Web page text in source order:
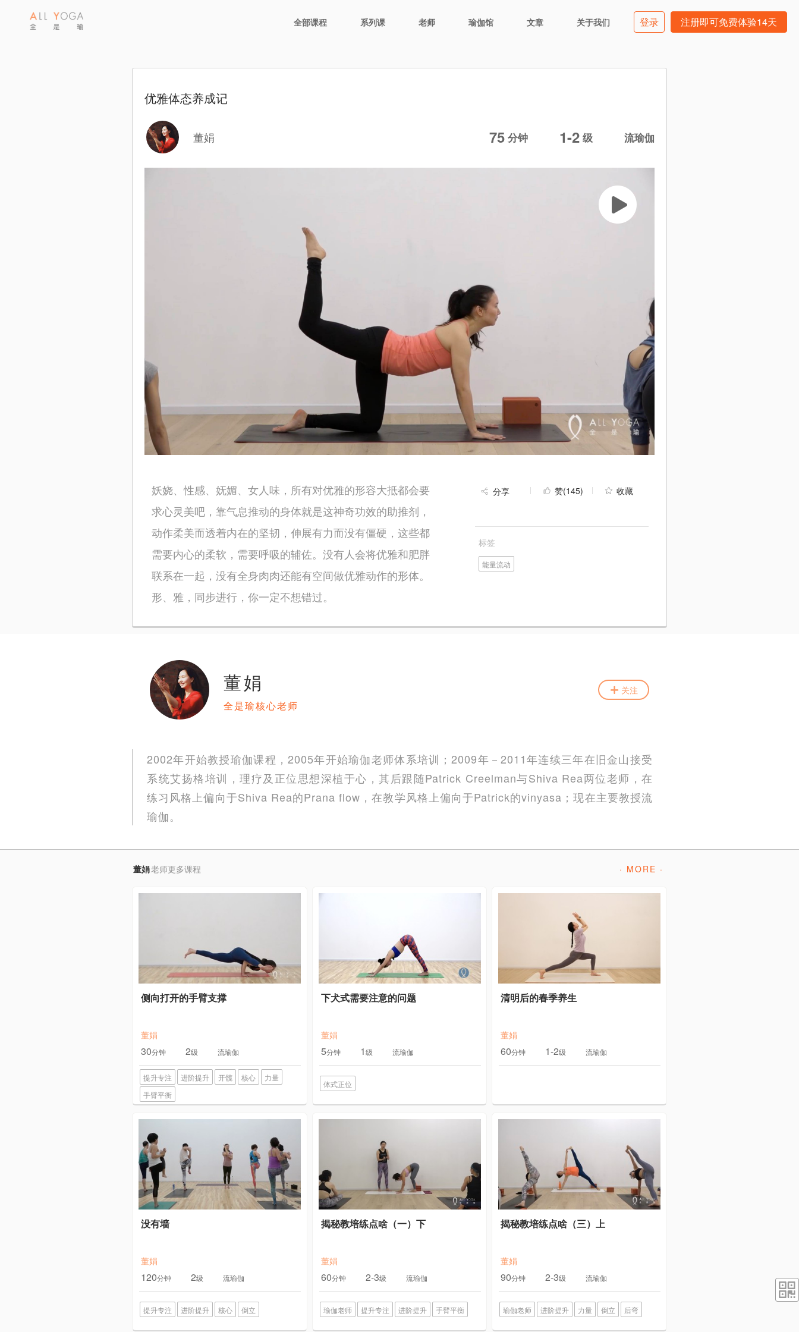
全部课程 系列课 老师 瑜伽馆 文章 关于我们 登录 注册即可免费体验14天
优雅体态养成记
董娟 75 分钟 1-2 级 流瑜伽
妖娆、性感、妩媚、女人味，所有对优雅的形容大抵都会要
求心灵美吧，靠气息推动的身体就是这神奇功效的助推剂，
动作柔美而透着内在的坚韧，伸展有力而没有僵硬，这些都
需要内心的柔软，需要呼吸的辅佐。没有人会将优雅和肥胖
联系在一起，没有全身肉肉还能有空间做优雅动作的形体。
形、雅，同步进行，你一定不想错过。
分享 赞(145) 收藏
标签
能量流动
董娟
全是瑜核心老师
关注
2002年开始教授瑜伽课程，2005年开始瑜伽老师体系培训；2009年－2011年连续三年在旧金山接受
系统艾扬格培训，理疗及正位思想深植于心，其后跟随Patrick Creelman与Shiva Rea两位老师，在
练习风格上偏向于Shiva Rea的Prana flow，在教学风格上偏向于Patrick的vinyasa；现在主要教授流
瑜伽。
董娟老师更多课程 · MORE ·
侧向打开的手臂支撑
董娟
30分钟 2级 流瑜伽
提升专注 进阶提升 开髋 核心
力量
手臂平衡
下犬式需要注意的问题
董娟
5分钟 1级 流瑜伽
体式正位
清明后的春季养生
董娟
60分钟 1-2级 流瑜伽
没有墙
董娟
120分钟 2级 流瑜伽
提升专注 进阶提升 核心 倒立
揭秘教培练点啥（一）下
董娟
60分钟 2-3级 流瑜伽
瑜伽老师 提升专注 进阶提升 手臂平衡
揭秘教培练点啥（三）上
董娟
90分钟 2-3级 流瑜伽
瑜伽老师 进阶提升 力量 倒立 后弯